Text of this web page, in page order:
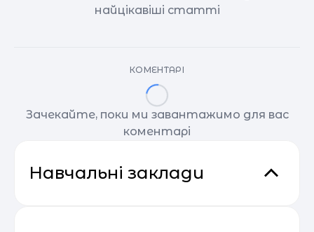
найцікавіші статті
КОМЕНТАРІ
Зачекайте, поки ми завантажимо для вас
коментарі
Навчальні заклади